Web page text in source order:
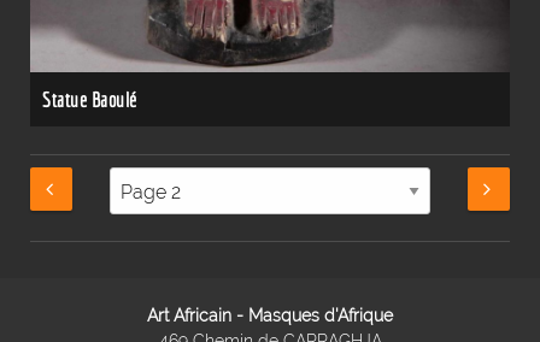
Statue Baoulé
Art Africain - Masques d'Afrique